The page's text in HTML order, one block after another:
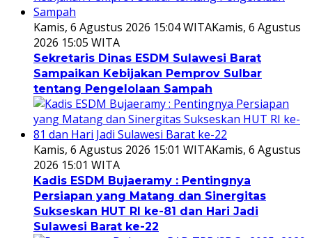
Kamis, 6 Agustus 2026 15:04 WITAKamis, 6 Agustus
2026 15:05 WITA
Sekretaris Dinas ESDM Sulawesi Barat
Sampaikan Kebijakan Pemprov Sulbar
tentang Pengelolaan Sampah
Kamis, 6 Agustus 2026 15:01 WITAKamis, 6 Agustus
2026 15:01 WITA
Kadis ESDM Bujaeramy : Pentingnya
Persiapan yang Matang dan Sinergitas
Sukseskan HUT RI ke-81 dan Hari Jadi
Sulawesi Barat ke-22